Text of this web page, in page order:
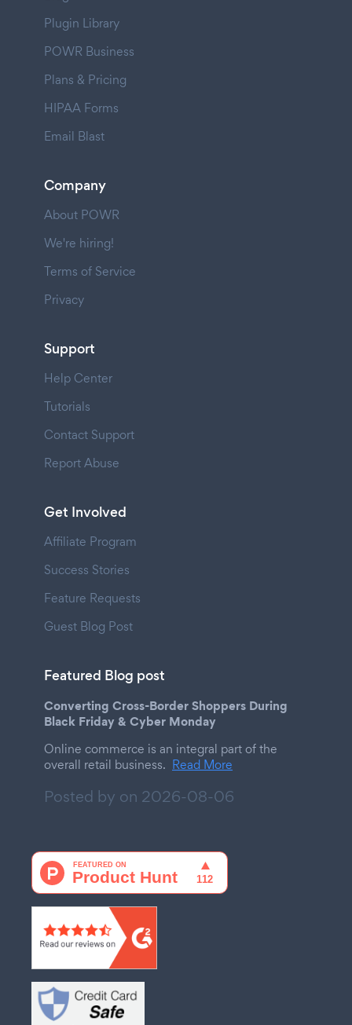
Plugin Library
POWR Business
Plans & Pricing
HIPAA Forms
Email Blast
Company
About POWR
We're hiring!
Terms of Service
Privacy
Support
Help Center
Tutorials
Contact Support
Report Abuse
Get Involved
Affiliate Program
Success Stories
Feature Requests
Guest Blog Post
Featured Blog post
Converting Cross-Border Shoppers During
Black Friday & Cyber Monday
Online commerce is an integral part of the
overall retail business. Read More
Posted by on 2026-08-06